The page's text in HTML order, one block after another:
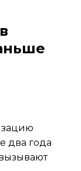
два года